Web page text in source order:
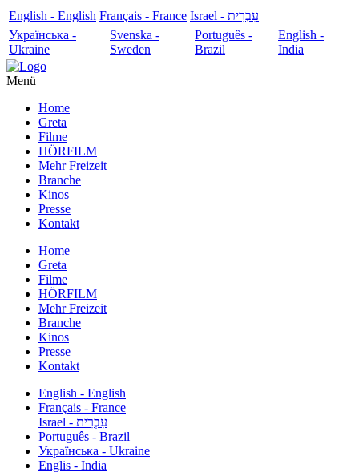
English - English Français - France
עִבְרִית - Israel
Українська -
Ukraine
Svenska -
Sweden
Português -
Brazil
English -
India
Menü
Home
Greta
Filme
HÖRFILM
Mehr Freizeit
Branche
Kinos
Presse
Kontakt
Home
Greta
Filme
HÖRFILM
Mehr Freizeit
Branche
Kinos
Presse
Kontakt
English - English
Français - France
עִבְרִית - Israel
Português - Brazil
Українська - Ukraine
Englis - India